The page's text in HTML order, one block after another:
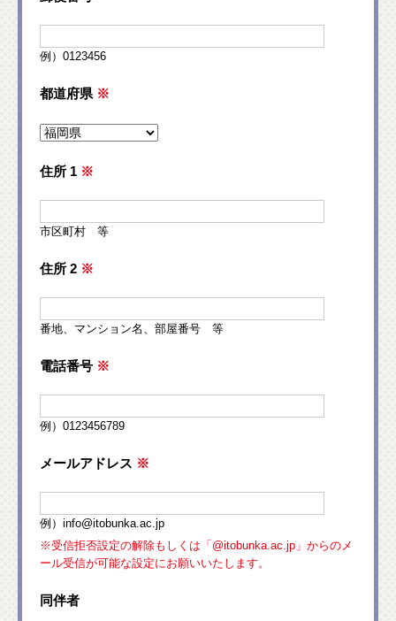
例）0123456
都道府県 ※
住所 1 ※
市区町村 等
住所 2 ※
番地、マンション名、部屋番号 等
電話番号 ※
例）0123456789
メールアドレス ※
例）info@itobunka.ac.jp
※受信拒否設定の解除もしくは「@itobunka.ac.jp」からのメ
ール受信が可能な設定にお願いいたします。
同伴者